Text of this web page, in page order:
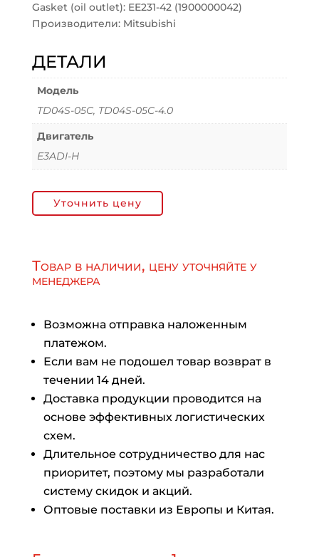
Gasket (oil outlet): EE231-42 (1900000042)
Производители: Mitsubishi
ДЕТАЛИ
Модель
TD04S-05C, TD04S-05C-4.0
Двигатель
E3ADI-H
Уточнить цену
Товар в наличии, цену уточняйте у
менеджера
Возможна отправка наложенным
платежом.
Если вам не подошел товар возврат в
течении 14 дней.
Доставка продукции проводится на
основе эффективных логистических
схем.
Длительное сотрудничество для нас
приоритет, поэтому мы разработали
систему скидок и акций.
Оптовые поставки из Европы и Китая.